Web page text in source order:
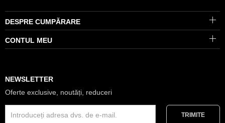
DESPRE CUMPĂRARE
CONTUL MEU
NEWSLETTER
Oferte exclusive, noutăți, reduceri